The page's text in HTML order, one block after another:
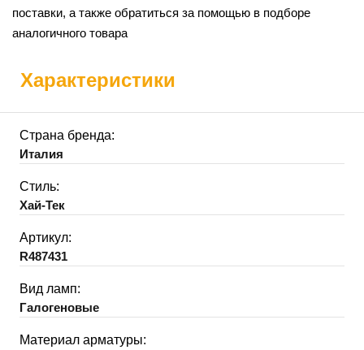
поставки, а также обратиться за помощью в подборе
аналогичного товара
Характеристики
Страна бренда:
Италия
Стиль:
Хай-Тек
Артикул:
R487431
Вид ламп:
Галогеновые
Материал арматуры: